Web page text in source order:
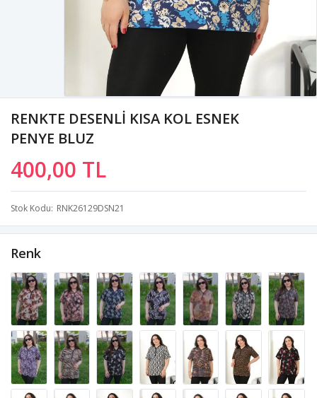
RENKTE DESENLİ KISA KOL ESNEK
PENYE BLUZ
400,00 TL
Stok Kodu RNK26129DSN21
Renk